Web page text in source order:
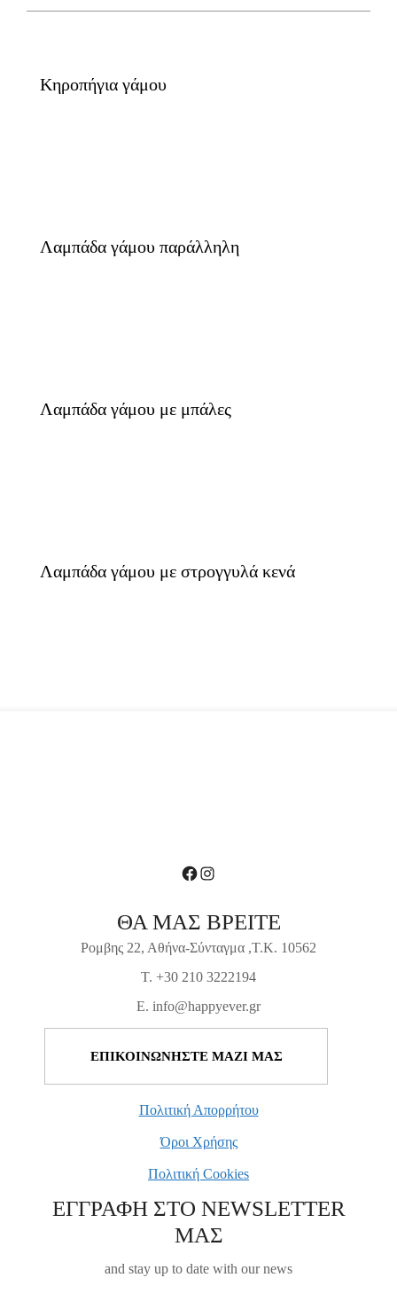
Κηροπήγια γάμου
Λαμπάδα γάμου παράλληλη
Λαμπάδα γάμου με μπάλες
Λαμπάδα γάμου με στρογγυλά κενά
ΘΑ ΜΑΣ ΒΡΕΙΤΕ
Ρομβης 22, Αθήνα-Σύνταγμα ,Τ.Κ. 10562
T. +30 210 3222194
E. info@happyever.gr
ΕΠΙΚΟΙΝΩΝΗΣΤΕ ΜΑΖΙ ΜΑΣ
Πολιτική Απορρήτου
Όροι Χρήσης
Πολιτική Cookies
Facebook
Instagram
ΕΓΓΡΑΦΗ ΣΤΟ NEWSLETTER
ΜΑΣ
and stay up to date with our news